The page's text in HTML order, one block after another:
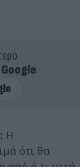
Google
Η
ότι θα